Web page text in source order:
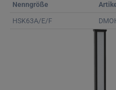
Nenngröße
HSK63A/E/F